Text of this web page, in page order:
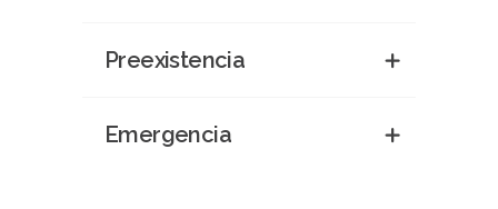
Preexistencia
Emergencia